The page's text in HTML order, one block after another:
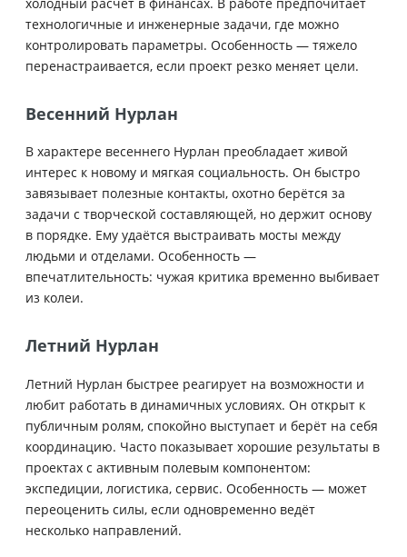
технологичные и инженерные задачи, где можно
контролировать параметры. Особенность — тяжело
перенастраивается, если проект резко меняет цели.
Весенний Нурлан
В характере весеннего Нурлан преобладает живой
интерес к новому и мягкая социальность. Он быстро
завязывает полезные контакты, охотно берётся за
задачи с творческой составляющей, но держит основу
в порядке. Ему удаётся выстраивать мосты между
людьми и отделами. Особенность —
впечатлительность: чужая критика временно выбивает
из колеи.
Летний Нурлан
Летний Нурлан быстрее реагирует на возможности и
любит работать в динамичных условиях. Он открыт к
публичным ролям, спокойно выступает и берёт на себя
координацию. Часто показывает хорошие результаты в
проектах с активным полевым компонентом:
экспедиции, логистика, сервис. Особенность — может
переоценить силы, если одновременно ведёт
несколько направлений.